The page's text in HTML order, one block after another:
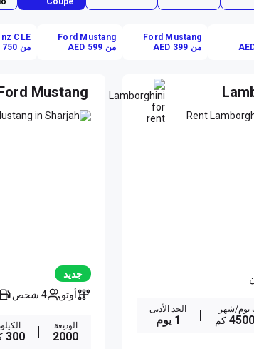
Ford Mustang
من AED 399
Ford Mustang
من AED 599
CLE
من AED 750
يوم/شهر
كم
الحد الأدنى
1 يوم
Mustang
جديد
أوتو
4 شخص
الوديعة
2000
300